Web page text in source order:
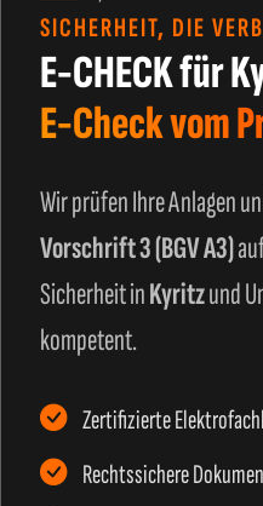
SICHERHEIT, DIE
E-CHECK für
E-Check vom
Wir prüfen Ihre Anlagen
Vorschrift 3 (BGV A3)
Sicherheit inKyritzund
kompetent.
Zertifizierte
Rechtssichere